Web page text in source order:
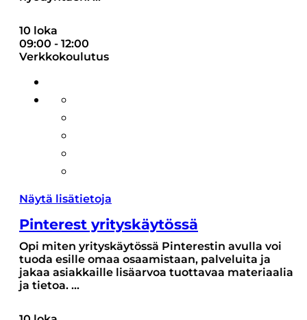
10 loka
09:00 - 12:00
Verkkokoulutus
Näytä lisätietoja
Pinterest yrityskäytössä
Opi miten yrityskäytössä Pinterestin avulla voi
tuoda esille omaa osaamistaan, palveluita ja
jakaa asiakkaille lisäarvoa tuottavaa materiaalia
ja tietoa. ...